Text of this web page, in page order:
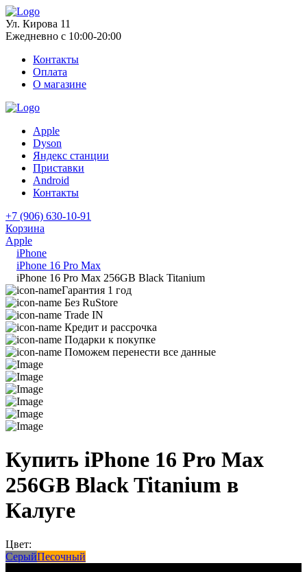
Ул. Кирова 11
Ежедневно с 10:00-20:00
Контакты
Оплата
О магазине
Apple
Dyson
Яндекс станции
Приставки
Android
Контакты
+7 (906) 630-10-91
Корзина
Apple
iPhone
iPhone 16 Pro Max
iPhone 16 Pro Max 256GB Black Titanium
Гарантия 1 год
Без RuStore
Trade IN
Кредит и рассрочка
Подарки к покупке
Поможем перенести все данные
Купить iPhone 16 Pro Max
256GB Black Titanium в
Калуге
Цвет:
СерыйПесочный